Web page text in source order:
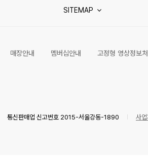
SITEMAP
매장안내 멤버십안내 고정형 영상정보
통신판매업 신고번호 2015-서울강동-1890 사